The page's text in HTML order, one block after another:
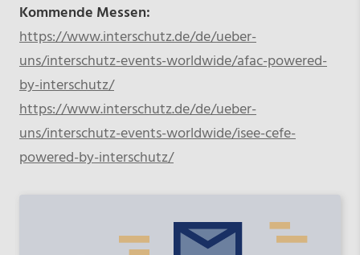
Kommende Messen:
https://www.interschutz.de/de/ueber-
uns/interschutz-events-worldwide/afac-powered-
by-interschutz/
https://www.interschutz.de/de/ueber-
uns/interschutz-events-worldwide/isee-cefe-
powered-by-interschutz/